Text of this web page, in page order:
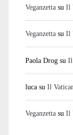
Veganzettasu Il
Veganzettasu Il
Paola Drogsu Il
lucasu Il
Veganzettasu Il